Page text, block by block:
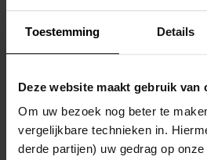
Toestemming Details
Deze website maakt gebruik van
Om uw bezoek nog beter te
vergelijkbare technieken in.
derde partijen) uw gedrag op
Helaas, er is een fout opgetreden
Mogelijk kunt u deze pagina niet